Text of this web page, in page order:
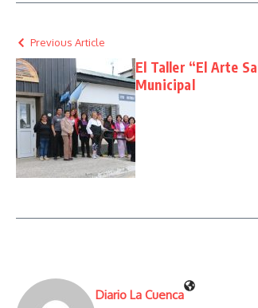
Previous Article
El Taller “El Arte
Municipal
Diario La Cuenca